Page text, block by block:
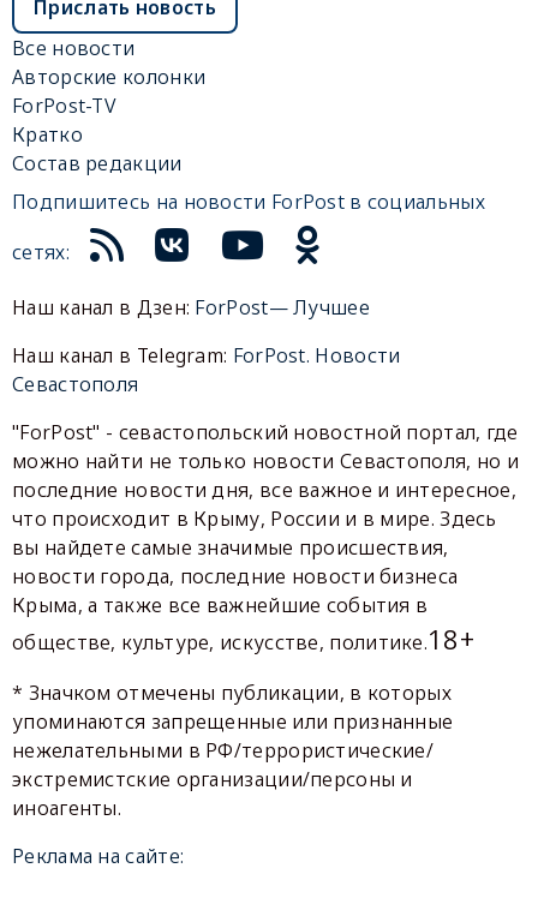
Прислать новость
Все новости
Авторские колонки
ForPost-TV
Кратко
Состав редакции
Подпишитесь на новости ForPost в социальных
сетях:
Наш канал в Дзен: ForPost— Лучшее
Наш канал в Telegram: ForPost. Новости
Севастополя
"ForPost" - севастопольский новостной портал, где
можно найти не только новости Севастополя, но и
последние новости дня, все важное и интересное,
что происходит в Крыму, России и в мире. Здесь
вы найдете самые значимые происшествия,
новости города, последние новости бизнеса
Крыма, а также все важнейшие события в
обществе, культуре, искусстве, политике.18+
* Значком отмечены публикации, в которых
упоминаются запрещенные или признанные
нежелательными в РФ/террористические/
экстремистские организации/персоны и
иноагенты.
Реклама на сайте: